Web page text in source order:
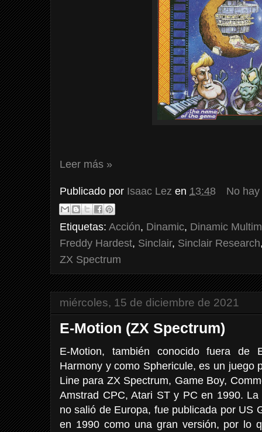
Leer más »
Publicado por Isaac Lez en 13:48 No
Etiquetas: Acción, Dinamic, Dinamic
Freddy Hardest, Sinclair, Sinclair Research
ZX Spectrum
miércoles, 15 de diciembre de 2021
E-Motion (ZX Spectrum)
E-Motion, también conocido fuera de
Harmony y como Sphericule, es un juego
Line para ZX Spectrum, Game Boy,
Amstrad CPC, Atari ST y PC en 1990.
no salió de Europa, fue publicada por US
en 1990 como una gran versión, por lo